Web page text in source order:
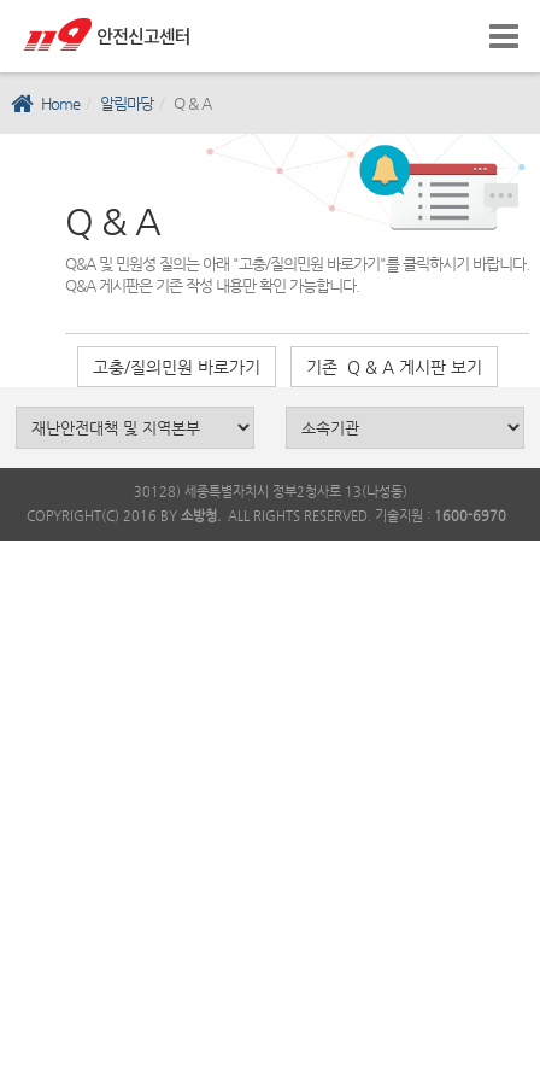
Home 알림마당 Q & A
Q & A
Q&A 및 민원성 질의는 아래 "고충/질의민원 바로가기"를 클릭하시기 바랍니다.
Q&A 게시판은 기존 작성 내용만 확인 가능합니다.
고충/질의민원 바로가기 기존 Q & A 게시판 보기
30128) 세종특별자치시 정부2청사로 13(나성동)
COPYRIGHT(C) 2016 BY 소방청. ALL RIGHTS RESERVED. 기술지원 : 1600-6970